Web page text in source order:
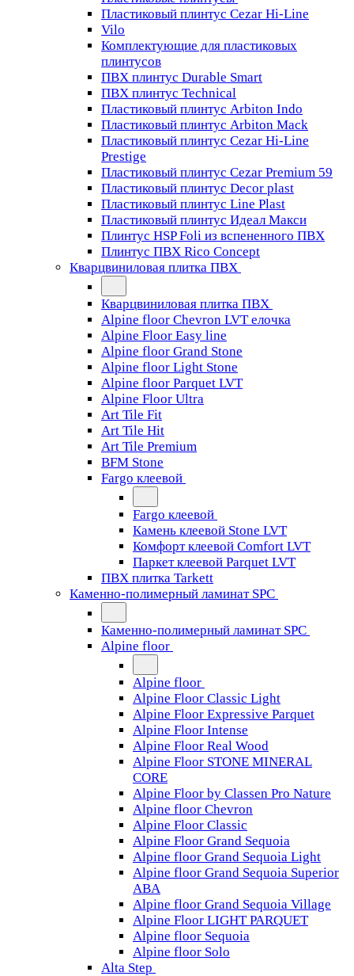
Пластиковый плинтус Cezar Hi-Line
Vilo
Комплектующие для пластиковых
плинтусов
ПВХ плинтус Durable Smart
ПВХ плинтус Technical
Пластиковый плинтус Arbiton Indo
Пластиковый плинтус Arbiton Mack
Пластиковый плинтус Cezar Hi-Line
Prestige
Пластиковый плинтус Cezar Premium 59
Пластиковый плинтус Decor plast
Пластиковый плинтус Line Plast
Пластиковый плинтус Идеал Макси
Плинтус HSP Foli из вспененного ПВХ
Плинтус ПВХ Rico Concept
Кварцвиниловая плитка ПВХ
Кварцвиниловая плитка ПВХ
Alpine floor Chevron LVT елочка
Alpine Floor Easy line
Alpine floor Grand Stone
Alpine floor Light Stone
Alpine floor Parquet LVT
Alpine Floor Ultra
Art Tile Fit
Art Tile Hit
Art Tile Premium
BFM Stone
Fargo клеевой
Fargo клеевой
Камень клеевой Stone LVT
Комфорт клеевой Comfort LVT
Паркет клеевой Parquet LVT
ПВХ плитка Tarkett
Каменно-полимерный ламинат SPC
Каменно-полимерный ламинат SPC
Alpine floor
Alpine floor
Alpine Floor Classic Light
Alpine Floor Expressive Parquet
Alpine Floor Intense
Alpine Floor Real Wood
Alpine Floor STONE MINERAL
CORE
Alpine Floor by Classen Pro Nature
Alpine floor Chevron
Alpine Floor Classic
Alpine Floor Grand Sequoia
Alpine floor Grand Sequoia Light
Alpine floor Grand Sequoia Superior
ABA
Alpine floor Grand Sequoia Village
Alpine Floor LIGHT PARQUET
Alpine floor Sequoia
Alpine floor Solo
Alta Step